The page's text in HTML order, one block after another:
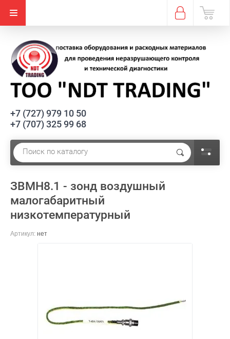
+7 (727) 979 10 50
+7 (707) 325 99 68
ЗВМН8.1 - зонд воздушный
малогабаритный
низкотемпературный
Артикул: нет